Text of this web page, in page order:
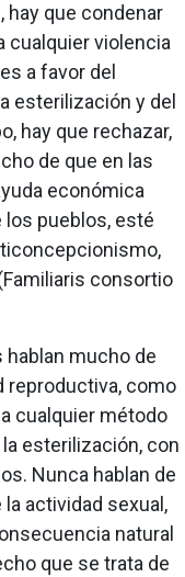
hay que condenar
cualquier violencia
a favor del
esterilización y del
hay que rechazar,
de que en las
económica
los pueblos, esté
consortio
hablan mucho de
reproductiva, como
cualquier método
esterilización, con
Nunca hablan de
actividad sexual,
natural
que se trata de